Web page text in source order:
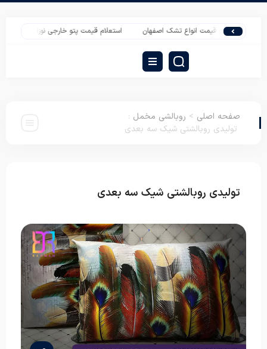
قیمت انواع تشک اصفهان استعلام قیمت پتو خارجی نوزاد گل برجسته
صفحه اصلی > روبالشی مخمل :
تولیدی روبالشتی شیک سه بعدی
تولیدی روبالشتی شیک سه بعدی